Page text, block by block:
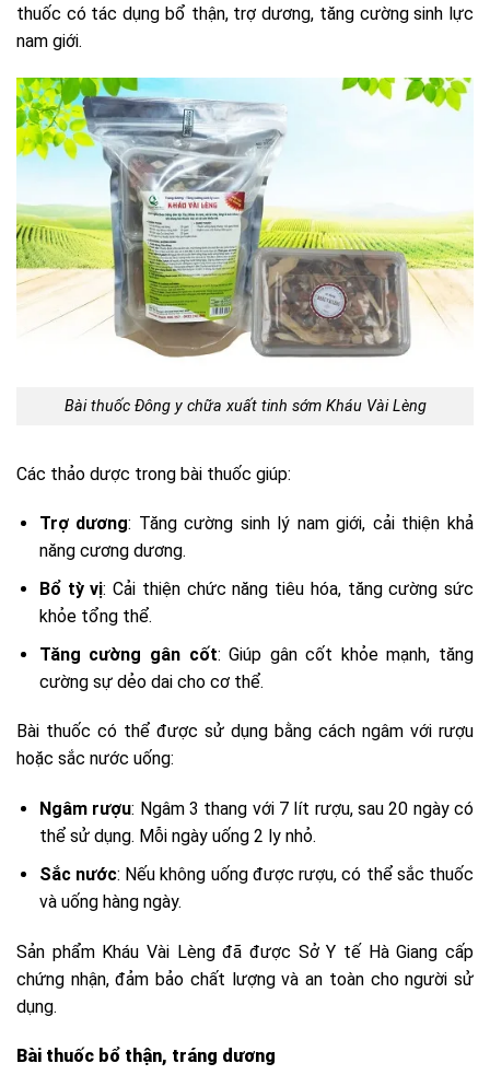
thuốc có tác dụng bổ thận, trợ dương, tăng cường sinh lực
nam giới.
Bài thuốc Đông y chữa xuất tinh sớm Kháu Vài Lèng
Các thảo dược trong bài thuốc giúp:
Trợ dương: Tăng cường sinh lý nam giới, cải thiện khả
năng cương dương.
Bổ tỳ vị: Cải thiện chức năng tiêu hóa, tăng cường sức
khỏe tổng thể.
Tăng cường gân cốt: Giúp gân cốt khỏe mạnh, tăng
cường sự dẻo dai cho cơ thể.
Bài thuốc có thể được sử dụng bằng cách ngâm với rượu
hoặc sắc nước uống:
Ngâm rượu: Ngâm 3 thang với 7 lít rượu, sau 20 ngày có
thể sử dụng. Mỗi ngày uống 2 ly nhỏ.
Sắc nước: Nếu không uống được rượu, có thể sắc thuốc
và uống hàng ngày.
Sản phẩm Kháu Vài Lèng đã được Sở Y tế Hà Giang cấp
chứng nhận, đảm bảo chất lượng và an toàn cho người sử
dụng.
Bài thuốc bổ thận, tráng dương